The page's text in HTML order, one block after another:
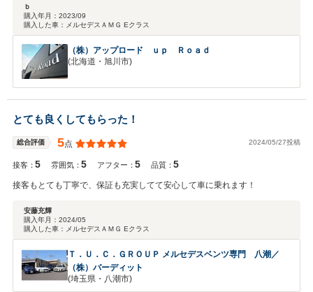
ｂ
購入年月： 2023/09
購入した車：
メルセデスＡＭＧ Eクラス
（株）アップロード ｕｐ Ｒｏａｄ
(北海道・旭川市)
とても良くしてもらった！
総合評価 5点 2024/05/27投稿
接客：5 雰囲気：5 アフター：5 品質：5
接客もとても丁寧で、保証も充実してて安心して車に乗れます！
安藤充輝
購入年月： 2024/05
購入した車：
メルセデスＡＭＧ Eクラス
Ｔ．Ｕ．Ｃ．ＧＲＯＵＰ メルセデスベンツ専門 八潮／
（株）バーディット
(埼玉県・八潮市)